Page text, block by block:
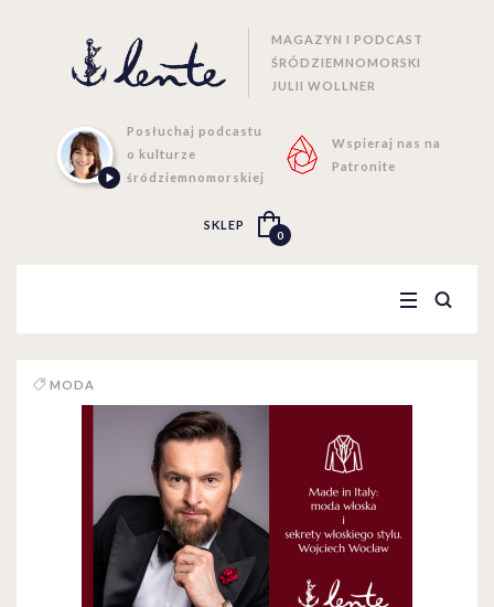
MAGAZYN I PODCAST
ŚRÓDZIEMNOMORSKI
JULII WOLLNER
Posłuchaj podcastu
o kulturze
śródziemnomorskiej
Wspieraj nas na
Patronite
SKLEP
0
MODA